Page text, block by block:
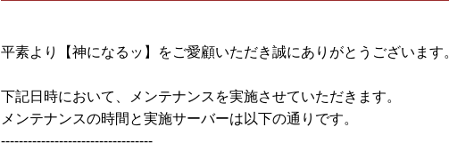
平素より【神になるッ】をご愛顧いただき誠にありがとうございます。
下記日時において、メンテナンスを実施させていただきます。
メンテナンスの時間と実施サーバーは以下の通りです。
----------------------------------